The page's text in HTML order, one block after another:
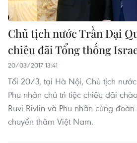
Chủ tịch nước Trần Đại
chiêu đãi Tổng thống
20/03/2017 13:41
Tối 20/3, tại Hà Nội, Chủ tịch
Phu nhân chủ trì tiệc chiêu đãi
Ruvi Rivlin và Phu nhân cùng
chuyến thăm Việt Nam.